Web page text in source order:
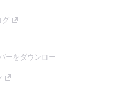
グ
ーをダウンロー